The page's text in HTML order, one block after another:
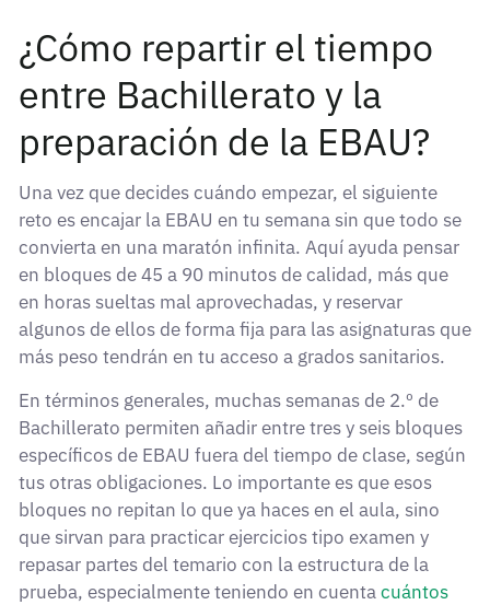
¿Cómo repartir el tiempo
entre Bachillerato y la
preparación de la EBAU?
Una vez que decides cuándo empezar, el siguiente
reto es encajar la EBAU en tu semana sin que todo se
convierta en una maratón infinita. Aquí ayuda pensar
en bloques de 45 a 90 minutos de calidad, más que
en horas sueltas mal aprovechadas, y reservar
algunos de ellos de forma fija para las asignaturas que
más peso tendrán en tu acceso a grados sanitarios.
En términos generales, muchas semanas de 2.º de
Bachillerato permiten añadir entre tres y seis bloques
específicos de EBAU fuera del tiempo de clase, según
tus otras obligaciones. Lo importante es que esos
bloques no repitan lo que ya haces en el aula, sino
que sirvan para practicar ejercicios tipo examen y
repasar partes del temario con la estructura de la
prueba, especialmente teniendo en cuentacuántos